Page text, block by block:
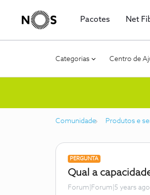
Pacotes Net
Categorias Centro de
Comunidade Produtos e
PERGUNTA
Qual a
Forum|Forum|5 years ago